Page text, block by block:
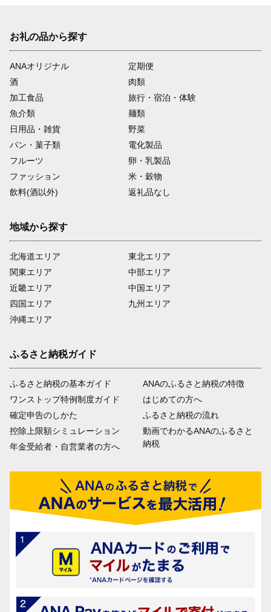
お礼の品から探す
ANAオリジナル
定期便
酒
肉類
加工食品
旅行・宿泊・体験
魚介類
麺類
日用品・雑貨
野菜
パン・菓子類
電化製品
フルーツ
卵・乳製品
ファッション
米・穀物
飲料(酒以外)
返礼品なし
地域から探す
北海道エリア
関東エリア
近畿エリア
四国エリア
沖縄エリア
東北エリア
中部エリア
中国エリア
九州エリア
ふるさと納税ガイド
ふるさと納税の基本ガイド
ワンストップ特例制度ガイド
確定申告のしかた
控除上限額シミュレーション
年金受給者・自営業者の方へ
ANAのふるさと納税の特徴
はじめての方へ
ふるさと納税の流れ
動画でわかるANAのふるさと
納税